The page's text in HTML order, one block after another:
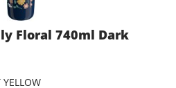
Floral 740ml Dark